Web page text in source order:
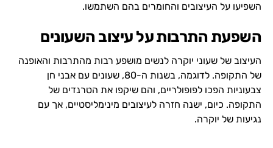
השפיעו על העיצובים והחומרים בהם השתמשו.
השפעת התרבות על עיצוב השעונים
העיצוב של שעוני יוקרה לנשים מושפע רבות מהתרבות והאופנה
של התקופה. לדוגמה, בשנות ה-80, שעונים עם אבני חן
צבעוניות הפכו לפופולריים, והם שיקפו את הטרנדים של
התקופה. כיום, ישנה חזרה לעיצובים מינימליסטיים, אך עם
נגיעות של יוקרה.